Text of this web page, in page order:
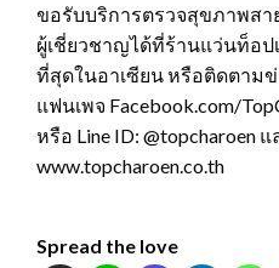
ขอรับบริการตรวจสุขภาพส
ผู้เชี่ยวชาญได้ที่ร้านแว่นท็อป
ที่สุดในอาเซียน หรือติดตาม
แฟนเพจ Facebook.com/
หรือ Line ID: @topcharoen
www.topcharoen.co.th
Spread the love